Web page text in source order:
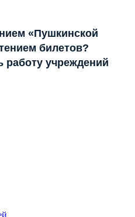
«Пушкинской
билетов?
работу учреждений